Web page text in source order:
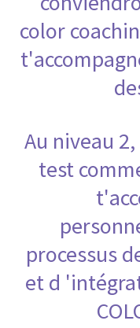
color
Au niveau
test
processus
et d